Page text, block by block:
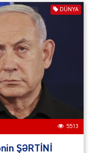
DÜNYA
5513
ŞƏRTİNİ